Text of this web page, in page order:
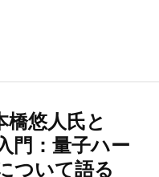
悠人氏と
門：量子ハー
ついて語る